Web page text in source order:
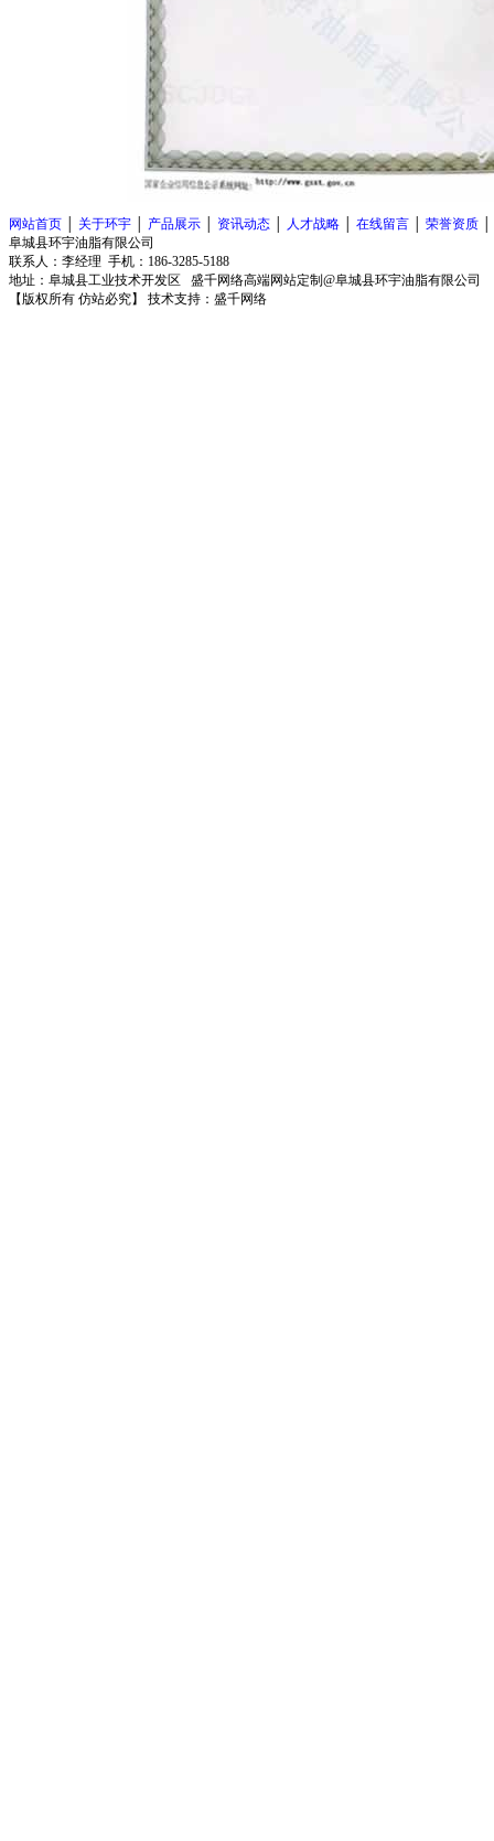
网站首页 关于环宇 产品展示 资讯动态 人才战略 在线留言 荣誉资质
阜城县环宇油脂有限公司
联系人：李经理 手机：186-3285-5188
地址：阜城县工业技术开发区 盛千网络高端网站定制 @阜城县环宇油脂有限公司
【版权所有 仿站必究】 技术支持： 盛千网络